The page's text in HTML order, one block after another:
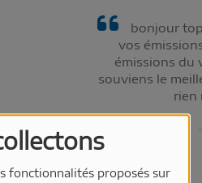
fonctionnalités proposés sur
bonjour
vos
émissions du
souviens le
rien